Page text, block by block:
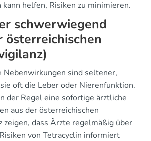
helfen, Risiken zu minimieren.
schwerwiegend
österreichischen
Nebenwirkungen sind seltener,
oft die Leber oder Nierenfunktion.
der Regel eine sofortige ärztliche
aus der österreichischen
zeigen, dass Ärzte regelmäßig über
von Tetracyclin informiert